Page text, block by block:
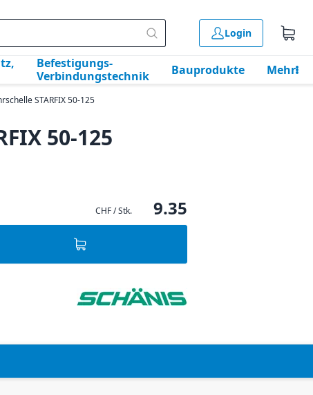
Login
Befestigungs-
Verbindungstechnik
Bauprodukte Mehr
STARFIX 50-125
50-125
CHF / Stk. 9.35